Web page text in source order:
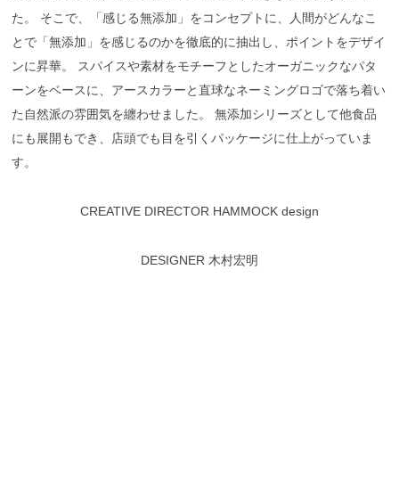
た。 そこで、「感じる無添加」をコンセプトに、人間がどんなこ
とで「無添加」を感じるのかを徹底的に抽出し、ポイントをデザイ
ンに昇華。 スパイスや素材をモチーフとしたオーガニックなパタ
ーンをベースに、アースカラーと直球なネーミングロゴで落ち着い
た自然派の雰囲気を纏わせました。 無添加シリーズとして他食品
にも展開もでき、店頭でも目を引くパッケージに仕上がっていま
す。
CREATIVE DIRECTOR HAMMOCK design
DESIGNER 木村宏明